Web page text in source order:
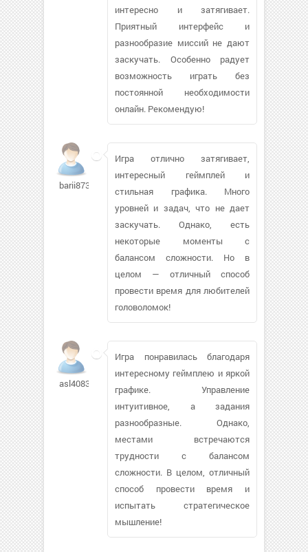
интересно и затягивает.
Приятный интерфейс и
разнообразие миссий не дают
заскучать. Особенно радует
возможность играть без
постоянной необходимости
онлайн. Рекомендую!
barii873
Игра отлично затягивает,
интересный геймплей и
стильная графика. Много
уровней и задач, что не дает
заскучать. Однако, есть
некоторые моменты с
балансом сложности. Но в
целом — отличный способ
провести время для любителей
головоломок!
asl40834
Игра понравилась благодаря
интересному геймплею и яркой
графике. Управление
интуитивное, а задания
разнообразные. Однако,
местами встречаются
трудности с балансом
сложности. В целом, отличный
способ провести время и
испытать стратегическое
мышление!